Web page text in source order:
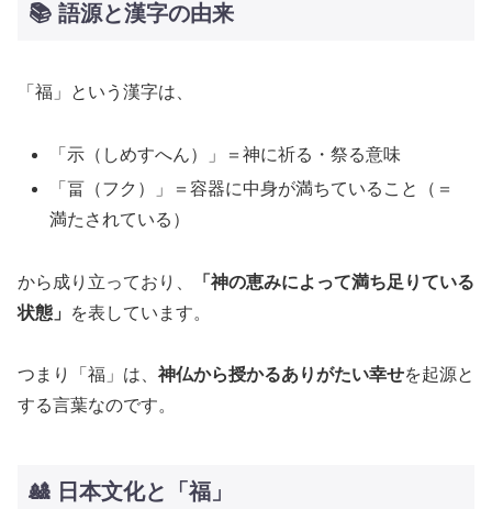
📚 語源と漢字の由来
「福」という漢字は、
「示（しめすへん）」＝神に祈る・祭る意味
「畐（フク）」＝容器に中身が満ちていること（＝
満たされている）
から成り立っており、
「神の恵みによって満ち足りている
状態」
を表しています。
つまり「福」は、 神仏から授かるありがたい幸せを起源と
する言葉なのです。
🎎 日本文化と「福」